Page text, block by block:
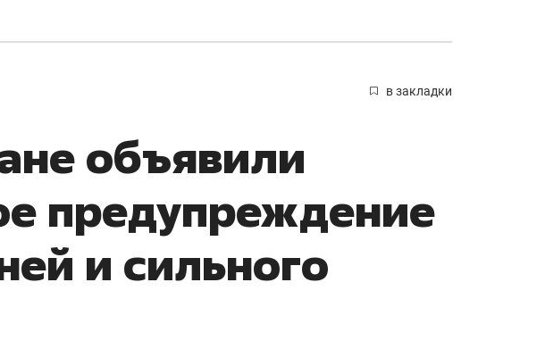
в закладки
объявили
предупреждение
и сильного